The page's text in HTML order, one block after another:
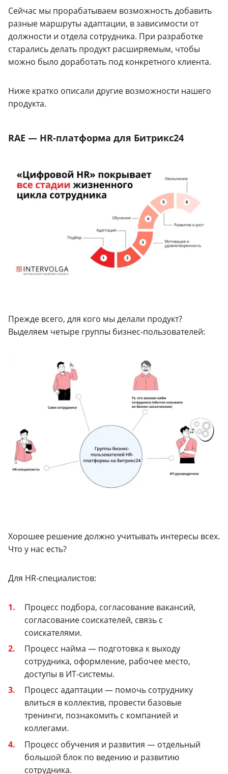
Сейчас мы прорабатываем возможность добавить
разные маршруты адаптации, в зависимости от
должности и отдела сотрудника. При разработке
старались делать продукт расширяемым, чтобы
можно было доработать под конкретного клиента.
Ниже кратко описали другие возможности нашего
продукта.
RAE — HR-платформа для Битрикс24
Прежде всего, для кого мы делали продукт?
Выделяем четыре группы бизнес-пользователей:
Хорошее решение должно учитывать интересы всех.
Что у нас есть?
Для HR-специалистов:
Процесс подбора, согласование вакансий,
согласование соискателей, связь с
соискателями.
Процесс найма — подготовка к выходу
сотрудника, оформление, рабочее место,
доступы в ИТ-системы.
Процесс адаптации — помочь сотруднику
влиться в коллектив, провести базовые
тренинги, познакомить с компанией и
коллегами.
Процесс обучения и развития — отдельный
большой блок по ведению и развитию
сотрудника.